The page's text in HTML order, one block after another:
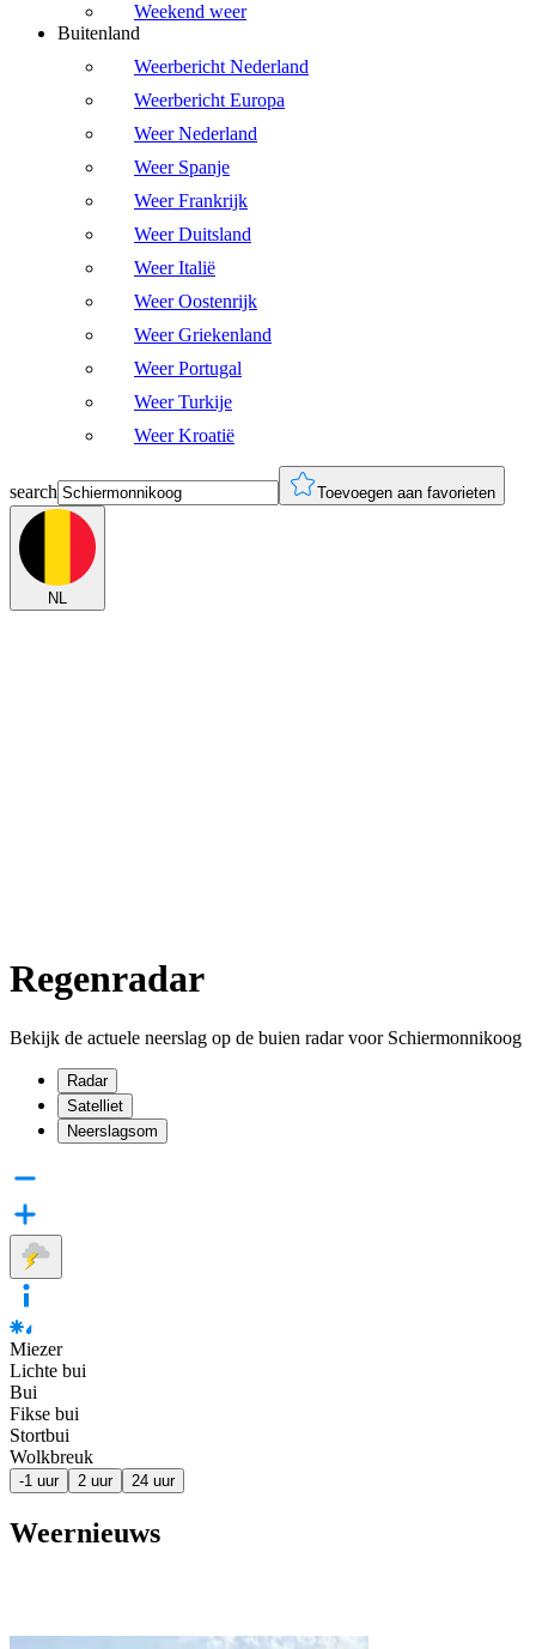
Weekend weer
Buitenland
Weerbericht Nederland
Weerbericht Europa
Weer Nederland
Weer Spanje
Weer Frankrijk
Weer Duitsland
Weer Italië
Weer Oostenrijk
Weer Griekenland
Weer Portugal
Weer Turkije
Weer Kroatië
search Toevoegen aan favorieten
NL
Regenradar
Bekijk de actuele neerslag op de buien radar voor Schiermonnikoog
Radar
Satelliet
Neerslagsom
Miezer
Lichte bui
Bui
Fikse bui
Stortbui
Wolkbreuk
-1 uur 2 uur 24 uur
Weernieuws